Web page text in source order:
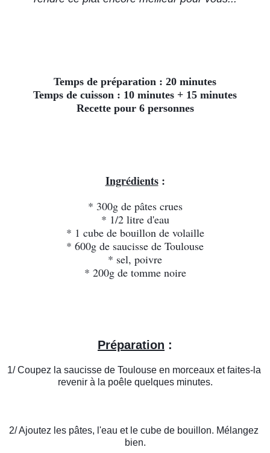
Temps de préparation : 20 minutes
Temps de cuisson : 10 minutes + 15 minutes
Recette pour 6 personnes
Ingrédients :
* 300g de pâtes crues
* 1/2 litre d'eau
* 1 cube de bouillon de volaille
* 600g de saucisse de Toulouse
* sel, poivre
* 200g de tomme noire
Préparation :
1/ Coupez la saucisse de Toulouse en morceaux et faites-la
revenir à la poêle quelques minutes.
2/ Ajoutez les pâtes, l'eau et le cube de bouillon. Mélangez
bien.